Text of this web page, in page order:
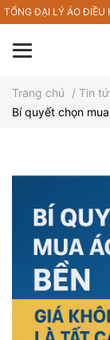
TỔNG ĐẠI LÝ ÁO ĐIỀU
Trang chủ / Tin
Bí quyết chọn